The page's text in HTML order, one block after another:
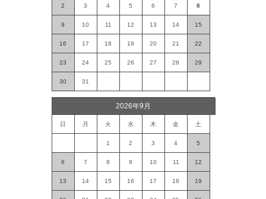
2 3 4 5 6 7 8
9 10 11 12 13 14 15
16 17 18 19 20 21 22
23 24 25 26 27 28 29
30 31
2026年9月
日 月 火 水 木 金 土
1 2 3 4 5
6 7 8 9 10 11 12
13 14 15 16 17 18 19